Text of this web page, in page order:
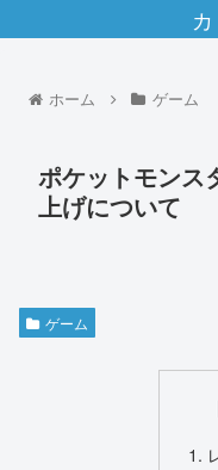
ホーム ゲーム
ポケットモンス
上げについて
ゲーム